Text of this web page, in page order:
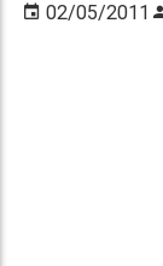
02/05/2011